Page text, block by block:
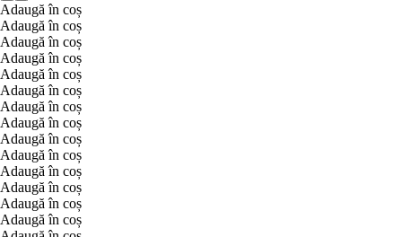
Adaugă în coș
Adaugă în coș
Adaugă în coș
Adaugă în coș
Adaugă în coș
Adaugă în coș
Adaugă în coș
Adaugă în coș
Adaugă în coș
Adaugă în coș
Adaugă în coș
Adaugă în coș
Adaugă în coș
Adaugă în coș